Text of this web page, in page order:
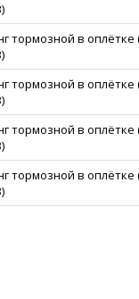
тормозной в оплётке
тормозной в оплётке
тормозной в оплётке
тормозной в оплётке